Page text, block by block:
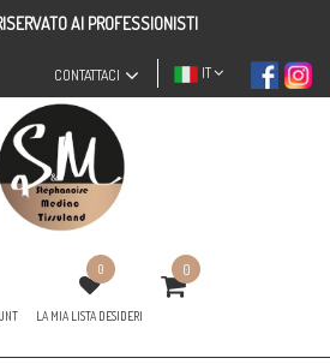
AI PROFESSIONISTI
IT
CONTATTACI
0
LA MIA LISTA DESIDERI
0